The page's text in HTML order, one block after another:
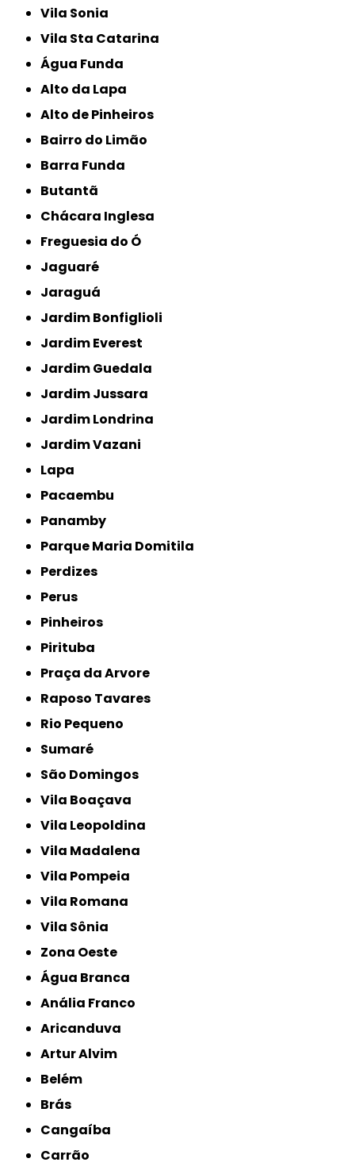
Vila Sonia
Vila Sta Catarina
Água Funda
Alto da Lapa
Alto de Pinheiros
Bairro do Limão
Barra Funda
Butantã
Chácara Inglesa
Freguesia do Ó
Jaguaré
Jaraguá
Jardim Bonfiglioli
Jardim Everest
Jardim Guedala
Jardim Jussara
Jardim Londrina
Jardim Vazani
Lapa
Pacaembu
Panamby
Parque Maria Domitila
Perdizes
Perus
Pinheiros
Pirituba
Praça da Arvore
Raposo Tavares
Rio Pequeno
Sumaré
São Domingos
Vila Boaçava
Vila Leopoldina
Vila Madalena
Vila Pompeia
Vila Romana
Vila Sônia
Zona Oeste
Água Branca
Anália Franco
Aricanduva
Artur Alvim
Belém
Brás
Cangaíba
Carrão